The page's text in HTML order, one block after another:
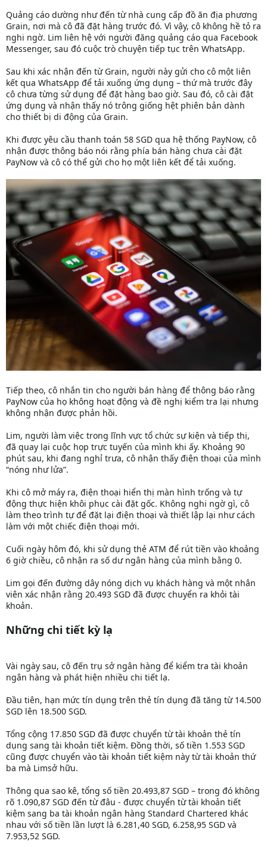
Quảng cáo dường như đến từ nhà cung cấp đồ ăn địa phương
Grain, nơi mà cô đã đặt hàng trước đó. Vì vậy, cô không hề tỏ ra
nghi ngờ. Lim liên hệ với người đăng quảng cáo qua Facebook
Messenger, sau đó cuộc trò chuyện tiếp tục trên WhatsApp.
Sau khi xác nhận đến từ Grain, người này gửi cho cô một liên
kết qua WhatsApp để tải xuống ứng dụng – thứ mà trước đây
cô chưa từng sử dụng để đặt hàng bao giờ. Sau đó, cô cài đặt
ứng dụng và nhận thấy nó trông giống hệt phiên bản dành
cho thiết bị di động của Grain.
Khi được yêu cầu thanh toán 58 SGD qua hệ thống PayNow, cô
nhận được thông báo nói rằng phía bán hàng chưa cài đặt
PayNow và cô có thể gửi cho họ một liên kết để tải xuống.
Tiếp theo, cô nhắn tin cho người bán hàng để thông báo rằng
PayNow của họ không hoạt động và đề nghị kiểm tra lại nhưng
không nhận được phản hồi.
Lim, người làm việc trong lĩnh vực tổ chức sự kiện và tiếp thị,
đã quay lại cuộc họp trực tuyến của mình khi ấy. Khoảng 90
phút sau, khi đang nghỉ trưa, cô nhận thấy điện thoại của mình
“nóng như lửa”.
Khi cô mở máy ra, điện thoại hiển thị màn hình trống và tự
động thực hiện khôi phục cài đặt gốc. Không nghi ngờ gì, cô
làm theo trình tự để đặt lại điện thoại và thiết lập lại như cách
làm với một chiếc điện thoại mới.
Cuối ngày hôm đó, khi sử dụng thẻ ATM để rút tiền vào khoảng
6 giờ chiều, cô nhận ra số dư ngân hàng của mình bằng 0.
Lim gọi đến đường dây nóng dịch vụ khách hàng và một nhân
viên xác nhận rằng 20.493 SGD đã được chuyển ra khỏi tài
khoản.
Những chi tiết kỳ lạ
Vài ngày sau, cô đến trụ sở ngân hàng để kiểm tra tài khoản
ngân hàng và phát hiện nhiều chi tiết lạ.
Đầu tiên, hạn mức tín dụng trên thẻ tín dụng đã tăng từ 14.500
SGD lên 18.500 SGD.
Tổng cộng 17.850 SGD đã được chuyển từ tài khoản thẻ tín
dụng sang tài khoản tiết kiệm. Đồng thời, số tiền 1.553 SGD
cũng được chuyển vào tài khoản tiết kiệm này từ tài khoản thứ
ba mà Limsở hữu.
Thông qua sao kê, tổng số tiền 20.493,87 SGD – trong đó không
rõ 1.090,87 SGD đến từ đâu - được chuyển từ tài khoản tiết
kiệm sang ba tài khoản ngân hàng Standard Chartered khác
nhau với số tiền lần lượt là 6.281,40 SGD, 6.258,95 SGD và
7.953,52 SGD.